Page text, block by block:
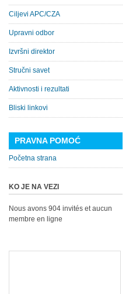
Ciljevi APC/CZA
Upravni odbor
Izvršni direktor
Stručni savet
Aktivnosti i rezultati
Bliski linkovi
PRAVNA POMOĆ
Početna strana
KO JE NA VEZI
Nous avons 904 invités et aucun
membre en ligne